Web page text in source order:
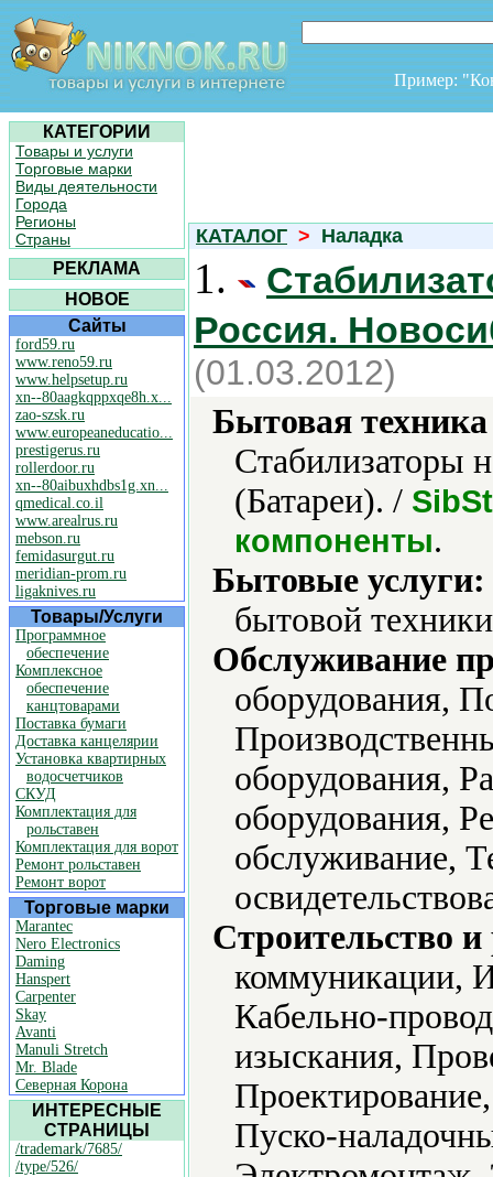
Пример:
КАТЕГОРИИ
Товары и услуги
Торговые марки
Виды деятельности
Города
Регионы
Страны
РЕКЛАМА
НОВОЕ
Сайты
ford59.ru
www.reno59.ru
www.helpsetup.ru
xn--80aagkqppxqe8h.x...
zao-szsk.ru
www.europeaneducatio...
prestigerus.ru
rollerdoor.ru
xn--80aibuxhdbs1g.xn...
qmedical.co.il
www.arealrus.ru
mebson.ru
femidasurgut.ru
meridian-prom.ru
ligaknives.ru
Товары/Услуги
Программное
обеспечение
Комплексное
обеспечение
канцтоварами
Поставка бумаги
Доставка канцелярии
Установка квартирных
водосчетчиков
СКУД
Комплектация для
рольставен
Комплектация для ворот
Ремонт рольставен
Ремонт ворот
Торговые марки
Marantec
Nero Electronics
Daming
Hanspert
Carpenter
Skay
Avanti
Manuli Stretch
Mr. Blade
Северная Корона
ИНТЕРЕСНЫЕ
СТРАНИЦЫ
/trademark/7685/
/type/526/
КАТАЛОГ > Наладка
1.
Россия.
(01.03.2012)
Бытовая
Стабилизаторы
(Батареи). /
компоненты.
Бытовые услуги:
бытовой
Обслуживание
оборудования,
оборудования,
оборудования,
обслуживание,
Строительство
коммуникации,
Кабельно-
изыскания,
Пуско-